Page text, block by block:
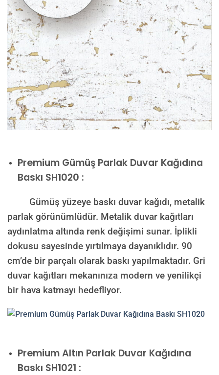
Premium Gümüş Parlak Duvar Kağıdına
Baskı SH1020 :
Gümüş yüzeye baskı duvar kağıdı, metalik
parlak görünümlüdür. Metalik duvar kağıtları
aydınlatma altında renk değişimi sunar. İplikli
dokusu sayesinde yırtılmaya dayanıklıdır. 90
cm’de bir parçalı olarak baskı yapılmaktadır. Gri
duvar kağıtları mekanınıza modern ve yenilikçi
bir hava katmayı hedefliyor.
PremiumAltın Parlak Duvar Kağıdına
Baskı SH1021 :